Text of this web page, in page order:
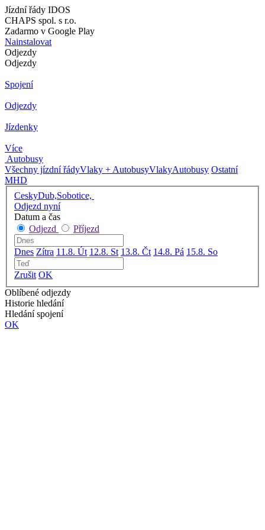
Jízdní řády IDOS
CHAPS spol. s r.o.
Zadarmo v Google Play
Nainstalovat
Odjezdy
Odjezdy
Spojení
Odjezdy
Jízdenky
Více
Autobusy
Všechny jízdní řádyVlaky + AutobusyVlakyAutobusy Ostatní
MHD
CeskyDub,Sobotice,
Odjezd nyní
Datum a čas
Odjezd
Příjezd
Dnes Zítra 11.8. Út 12.8. St 13.8. Čt 14.8. Pá 15.8. So
Zrušit OK
Oblíbené odjezdy
Historie hledání
Hledání spojení
OK